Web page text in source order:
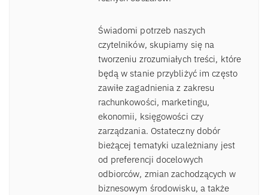
Świadomi potrzeb naszych
czytelników, skupiamy się na
tworzeniu zrozumiałych treści, które
będą w stanie przybliżyć im często
zawiłe zagadnienia z zakresu
rachunkowości, marketingu,
ekonomii, księgowości czy
zarządzania. Ostateczny dobór
bieżącej tematyki uzależniany jest
od preferencji docelowych
odbiorców, zmian zachodzących w
biznesowym środowisku, a także